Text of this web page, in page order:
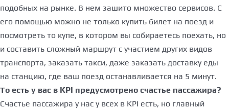
подобных на рынке. В нем зашито множество сервисов. С
его помощью можно не только купить билет на поезд и
посмотреть то купе, в котором вы собираетесь поехать, но
и составить сложный маршрут с участием других видов
транспорта, заказать такси, даже заказать доставку еды
на станцию, где ваш поезд останавливается на 5 минут.
То есть у вас в KPI предусмотрено счастье пассажира?
Счастье пассажира у нас у всех в KPI есть, но главный